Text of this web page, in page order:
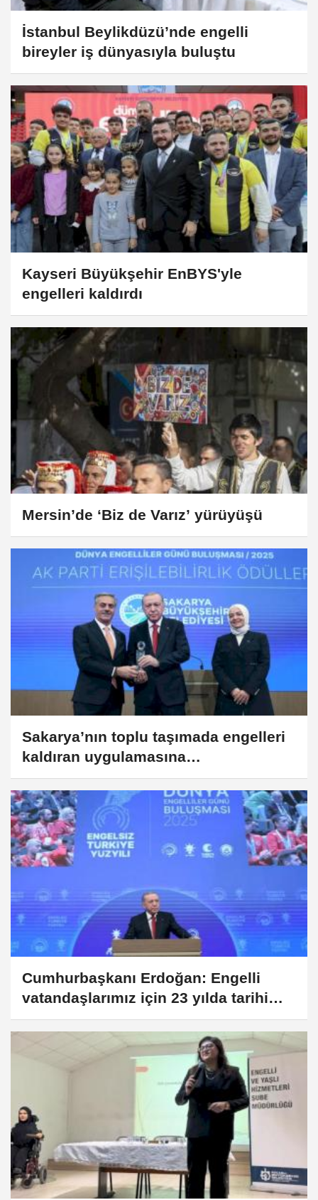
İstanbul Beylikdüzü’nde engelli
bireyler iş dünyasıyla buluştu
Kayseri Büyükşehir EnBYS'yle
engelleri kaldırdı
Mersin’de ‘Biz de Varız’ yürüyüşü
Sakarya’nın toplu taşımada engelleri
kaldıran uygulamasına
Cumhurbaşkanı Erdoğan’dan ödül
Cumhurbaşkanı Erdoğan: Engelli
vatandaşlarımız için 23 yılda tarihi
adımlar attık